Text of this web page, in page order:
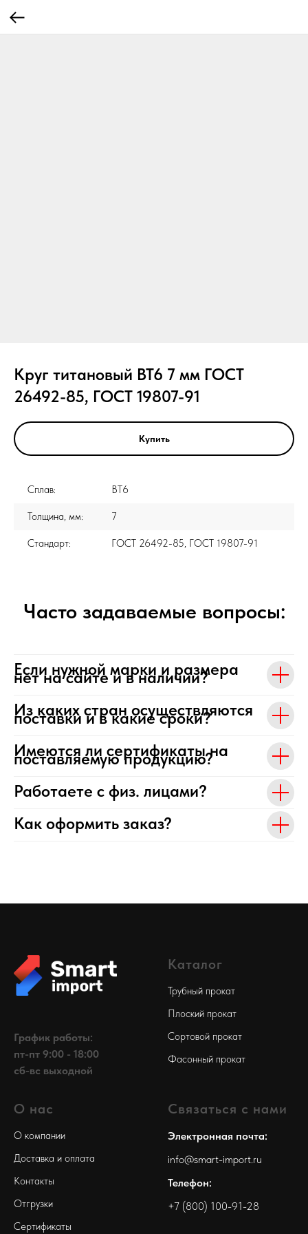
Круг титановый ВТ6 7 мм ГОСТ
26492-85, ГОСТ 19807-91
Купить
Сплав: ВТ6
Толщина, мм: 7
Стандарт: ГОСТ 26492-85, ГОСТ 19807-91
Часто задаваемые вопросы:
Если нужной марки и размера
нет на сайте и в наличии?
Из каких стран осуществляются
поставки и в какие сроки?
Имеются ли сертификаты на
поставляемую продукцию?
Работаете с физ. лицами?
Как оформить заказ?
График работы:
пт-пт 9:00 - 18:00
сб-вс выходной
Каталог
Трубный прокат
Плоский прокат
Сортовой прокат
Фасонный прокат
О нас
О компании
Доставка и оплата
Контакты
Отгрузки
Сертификаты
Связаться с нами
Электронная почта:
info@smart-import.ru
Телефон:
+7 (800) 100-91-28